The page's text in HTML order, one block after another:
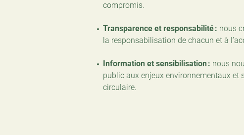
compromis.
Transparence et responsabilité : nous
la responsabilisation de chacun et à
Information et sensibilisation : nous
public aux enjeux environnementaux et
circulaire.